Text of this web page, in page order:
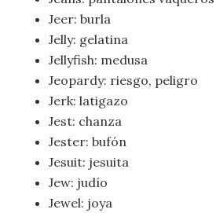
Jeer: burla
Jelly: gelatina
Jellyfish: medusa
Jeopardy: riesgo, peligro
Jerk: latigazo
Jest: chanza
Jester: bufón
Jesuit: jesuita
Jew: judío
Jewel: joya